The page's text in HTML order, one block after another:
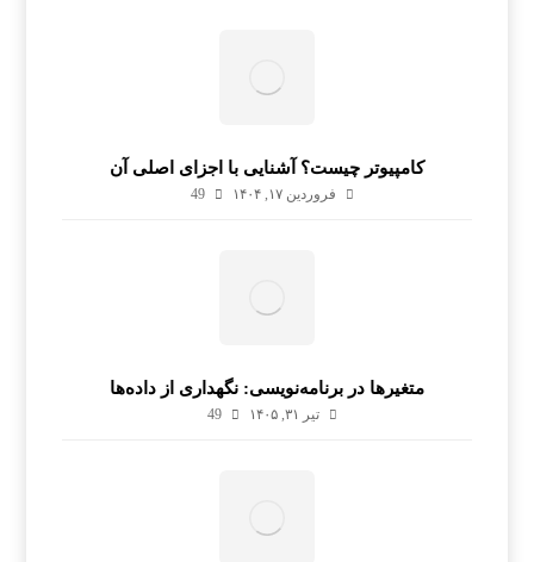
کامپیوتر چیست؟ آشنایی با اجزای اصلی آن
فروردین ۱۷, ۱۴۰۴ 49
متغیرها در برنامه‌نویسی: نگهداری از داده‌ها
تیر ۳۱, ۱۴۰۵ 49